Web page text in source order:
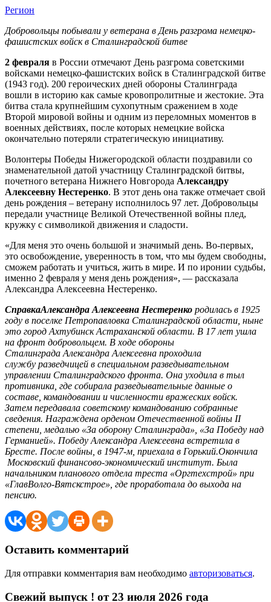
Регион
Добровольцы побывали у ветерана в День разгрома немецко-
фашистских войск в Сталинградской битве
2 февраля в России отмечают День разгрома советскими
войсками немецко-фашистских войск в Сталинградской битве
(1943 год). 200 героических дней обороны Сталинграда
вошли в историю как самые кровопролитные и жестокие. Эта
битва стала крупнейшим сухопутным сражением в ходе
Второй мировой войны и одним из переломных моментов в
военных действиях, после которых немецкие войска
окончательно потеряли стратегическую инициативу.
Волонтеры Победы Нижегородской области поздравили со
знаменательной датой участницу Сталинградской битвы,
почетного ветерана Нижнего Новгорода Александру
Алексеевну Нестеренко. В этот день она также отмечает свой
день рождения – ветерану исполнилось 97 лет. Добровольцы
передали участнице Великой Отечественной войны плед,
кружку с символикой движения и сладости.
«Для меня это очень большой и значимый день. Во-первых,
это освобождение, уверенность в том, что мы будем свободны,
сможем работать и учиться, жить в мире. И по иронии судьбы,
именно 2 февраля у меня день рождения», — рассказала
Александра Алексеевна Нестеренко.
СправкаАлександра Алексеевна Нестеренко родилась в 1925
году в поселке Петропавловка Сталинградской области, ныне
это город Ахтубинск Астраханской области. В 17 лет ушла
на фронт добровольцем. В ходе обороны
Сталинграда Александра Алексеевна проходила
службу разведчицей в специальном разведывательном
управлении Сталинградского фронта. Она уходила в тыл
противника, где собирала разведывательные данные о
составе, командовании и численности вражеских войск.
Затем передавала советскому командованию собранные
сведения. Награждена орденом Отечественной войны II
степени, медалью «За оборону Сталинграда», «За Победу над
Германией». Победу Александра Алексеевна встретила в
Бресте. После войны, в 1947-м, приехала в Горький.Окончила
Московский финансово-экономический институт. Была
начальником планового отдела треста «Оргтехстрой» при
«ГлавВолго-Вятскстрое», где проработала до выхода на
пенсию.
Оставить комментарий
Для отправки комментария вам необходимо авторизоваться.
Свежий выпуск ! от 23 июля 2026 года